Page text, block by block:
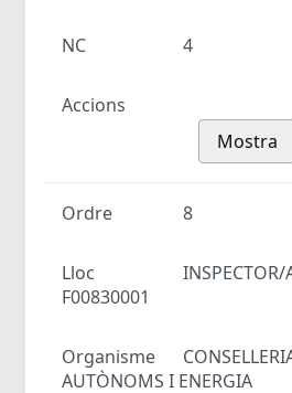
NC 4
Accions
Mostra
Ordre 8
Lloc
INSPECTOR/
F00830001
Organisme
AUTÒNOMS I ENERGIA